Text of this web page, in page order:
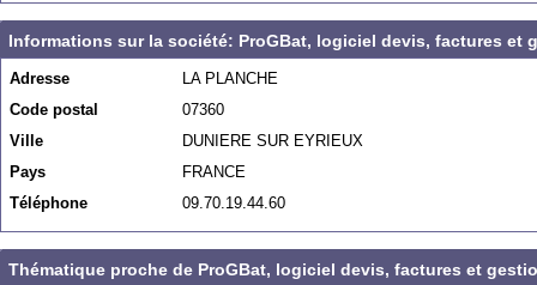
Informations sur la société: ProGBat, logiciel devis, factures et
Adresse
LA PLANCHE
Code postal
07360
Ville
DUNIERE SUR EYRIEUX
Pays
FRANCE
Téléphone
09.70.19.44.60
Thématique proche de ProGBat, logiciel devis, factures et